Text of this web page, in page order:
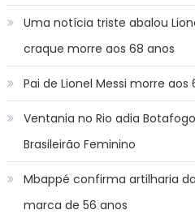
Uma notícia triste abalou
craque morre aos 68 anos
Pai de Lionel Messi morre
Ventania no Rio adia
Brasileirão Feminino
Mbappé confirma artilharia
marca de 56 anos